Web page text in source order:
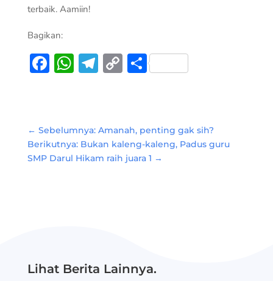
terbaik. Aamiin!
Bagikan:
Facebook
WhatsApp
Telegram
CopyShare
← Sebelumnya: Amanah, penting gak sih?
Berikutnya: Bukan kaleng-kaleng, Padus guru
SMP Darul Hikam raih juara 1 →
Lihat Berita Lainnya.